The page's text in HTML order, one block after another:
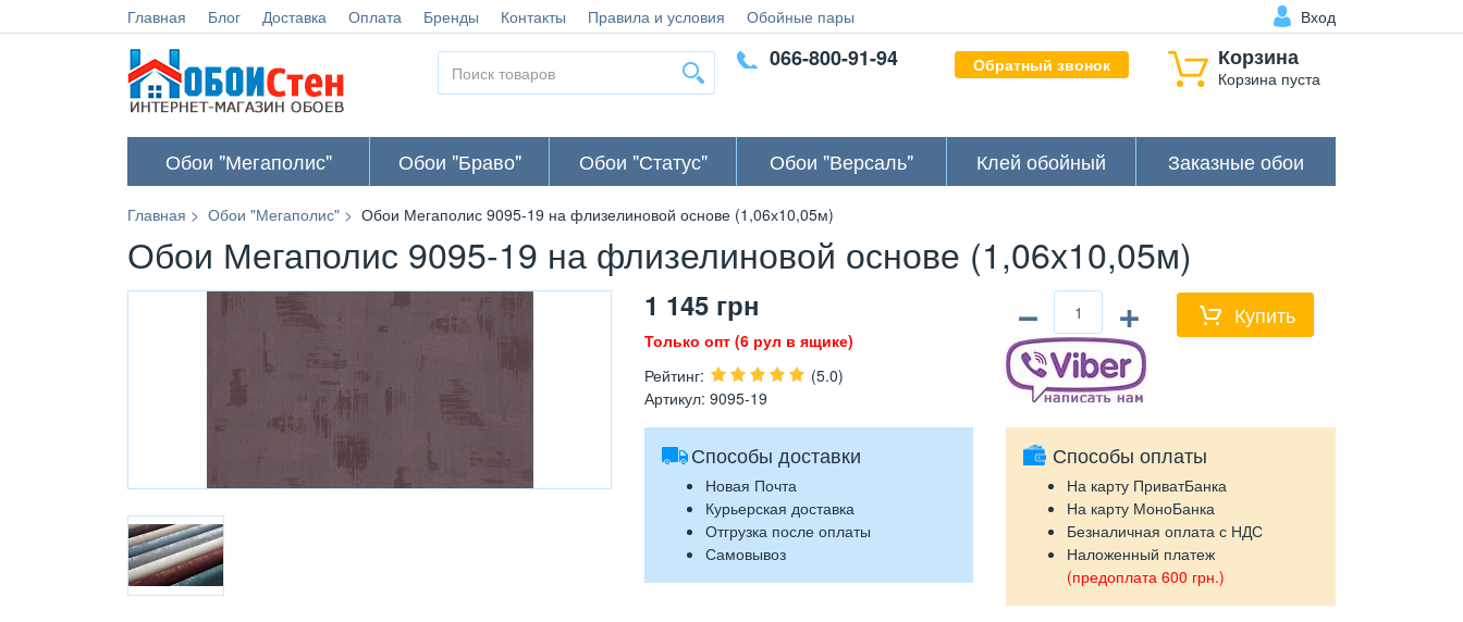
Главная Блог Доставка Оплата Бренды Контакты Правила и условия Обойные пары Вход
Корзина
Корзина пуста
066-800-91-94 Обратный звонок
Обои "Мегаполис" Обои "Браво" Обои "Статус" Обои "Версаль" Клей обойный Заказные обои
Главная Обои "Мегаполис" Обои Мегаполис 9095-19 на флизелиновой основе (1,06х10,05м)
Обои Мегаполис 9095-19 на флизелиновой основе (1,06х10,05м)
1 145 грн
Только опт (6 рул в ящике)
Рейтинг:
(5.0)
Артикул: 9095-19
− + Купить
Способы доставки
Новая Почта
Курьерская доставка
Отгрузка после оплаты
Самовывоз
Способы оплаты
На карту ПриватБанка
На карту МоноБанка
Безналичная оплата с НДС
Наложенный платеж
(предоплата 600 грн.)